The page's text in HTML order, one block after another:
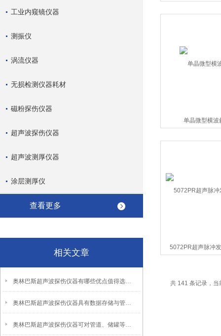
工业内窥镜仪器
测振仪
涡流仪器
无损检测仪器耗材
磁粉探伤仪器
超声波探伤仪器
超声波测厚仪器
涂层测厚仪
查看更多
相关文章
奥林巴斯超声波探伤仪器有哪些优点值得选择？
奥林巴斯超声波探伤仪器具有数据存储与管理的优势
奥林巴斯超声波探伤仪器可对管道、储罐等进行腐蚀和裂纹检测
单晶微型横波
5072PR超声脉冲
共 141 条记录，